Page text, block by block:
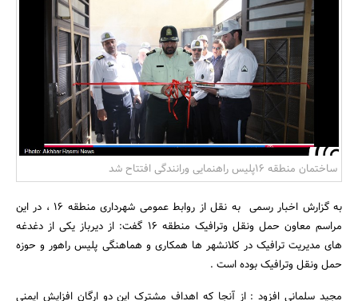
بانک، بیمه و سرمایه
مسکن و ساختمان
ساختمان منطقه 16پلیس راهنمایی ورانندگی افتتاح شد
به گزارش اخبار رسمی به نقل از روابط عمومی شهرداری منطقه 16 ، در این
مراسم معاون حمل ونقل وترافیک منطقه 16 گفت: از دیرباز یکی از دغدغه
های مدیریت ترافیک در کلانشهر ها همکاری و هماهنگی پلیس راهور و حوزه
حمل ونقل وترافیک بوده است .
مجید سلمانی افزود : از آنجا که اهداف مشترک این دو ارگان افزایش ایمنی